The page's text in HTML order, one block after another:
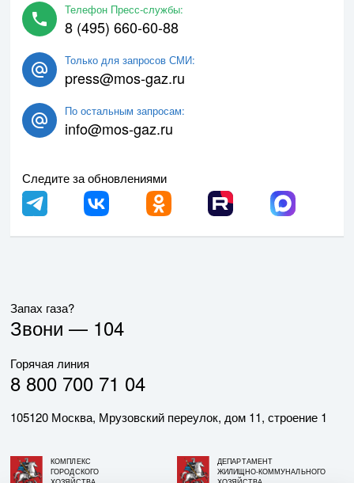
Телефон Пресс-службы:
8 (495) 660-60-88
Только для запросов СМИ:
press@mos-gaz.ru
По остальным запросам:
info@mos-gaz.ru
Следите за обновлениями
Запах газа?
Звони — 104
Горячая линия
8 800 700 71 04
105120 Москва, Мрузовский переулок, дом 11, строение 1
КОМПЛЕКС
ГОРОДСКОГО
ДЕПАРТАМЕНТ
ЖИЛИЩНО-КОММУНАЛЬНОГО